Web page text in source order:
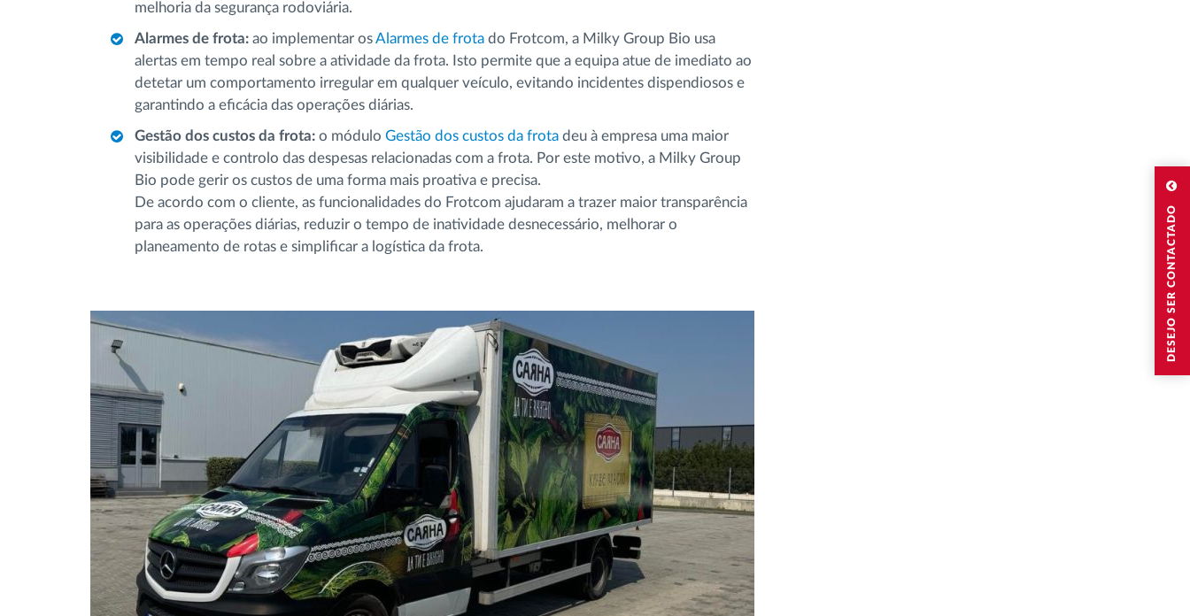
DESEJO SER CONTACTADO
melhoria da segurança rodoviária.
Alarmes de frota: ao implementar osAlarmes de frota do Frotcom, a Milky Group Bio usa
alertas em tempo real sobre a atividade da frota. Isto permite que a equipa atue de imediato ao
detetar um comportamento irregular em qualquer veículo, evitando incidentes dispendiosos e
garantindo a eficácia das operações diárias.
Gestão dos custos da frota: o módulo Gestão dos custos da frota deu à empresa uma maior
visibilidade e controlo das despesas relacionadas com a frota. Por este motivo, a Milky Group
Bio pode gerir os custos de uma forma mais proativa e precisa.
De acordo com o cliente, as funcionalidades do Frotcom ajudaram a trazer maior transparência
para as operações diárias, reduzir o tempo de inatividade desnecessário, melhorar o
planeamento de rotas e simplificar a logística da frota.